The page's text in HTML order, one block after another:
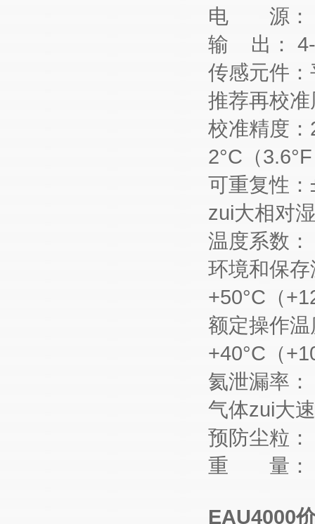
电 源：
输 出： 4-
传感元件
推荐再校
校准精度：
2°C（
可重复性：
zui大相对
温度系数：
环境和保存
+50°C（
额定操作温
+40°C（
氦泄漏率
气体zui大
预防尘粒
重 量：
EAU4000